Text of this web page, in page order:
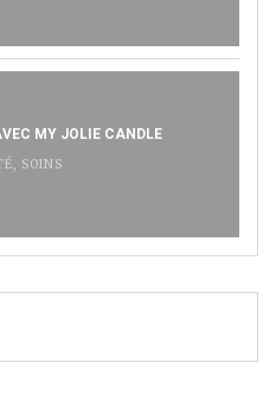
MY JOLIE CANDLE
, SOINS